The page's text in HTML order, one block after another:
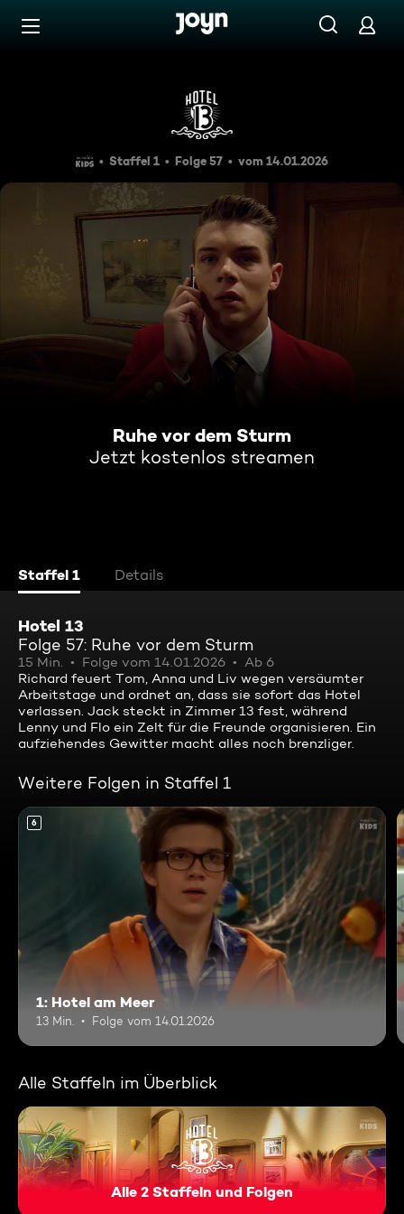
Zum Inhalt springen
Ruhe vor dem Sturm
Staffel 1 Folge 57 vom 14.01.2026
Ruhe vor dem Sturm
Jetzt kostenlos streamen
Staffel 1 Details
Hotel 13
Folge 57: Ruhe vor dem Sturm
15 Min. Folge vom 14.01.2026
Ab 6
Richard feuert Tom, Anna und Liv wegen versäumter
Arbeitstage und ordnet an, dass sie sofort das Hotel
verlassen. Jack steckt in Zimmer 13 fest, während
Lenny und Flo ein Zelt für die Freunde organisieren. Ein
aufziehendes Gewitter macht alles noch brenzliger.
Weitere Folgen in Staffel 1
6
1: Hotel am Meer
13 Min. Folge vom 14.01.2026
Alle Staffeln im Überblick
Alle 2 Staffeln und Folgen